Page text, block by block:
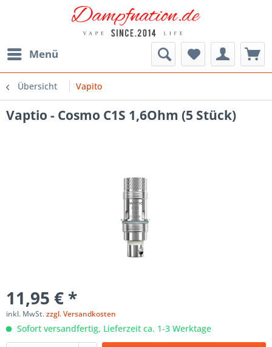
Menü
Übersicht Vapito
Vaptio - Cosmo C1S 1,6Ohm (5 Stück)
11,95 € *
inkl. MwSt.zzgl. Versandkosten
Sofort versandfertig, Lieferzeit ca. 1-3 Werktage